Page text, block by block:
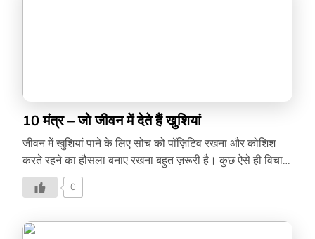
10 मंत्र – जो जीवन में देते हैं खुशियां
जीवन में खुशियां पाने के लिए सोच को पॉज़िटिव रखना और कोशिश
करते रहने का हौसला बनाए रखना बहुत ज़रूरी है। कुछ ऐसे ही विचार
बताता है ये वीडियो –
0